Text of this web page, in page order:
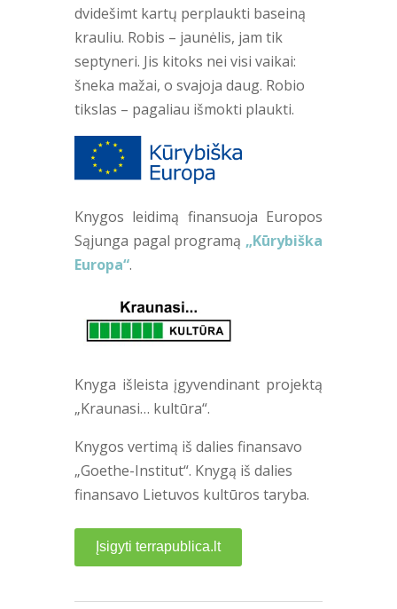
dvidešimt kartų perplaukti baseiną
krauliu. Robis – jaunėlis, jam tik
septyneri. Jis kitoks nei visi vaikai:
šneka mažai, o svajoja daug. Robio
tikslas – pagaliau išmokti plaukti.
Knygos leidimą finansuoja Europos
Sąjunga pagal programą „Kūrybiška
Europa“.
Knyga išleista įgyvendinant projektą
„Kraunasi… kultūra“.
Knygos vertimą iš dalies finansavo
„Goethe-Institut“. Knygą iš dalies
finansavo Lietuvos kultūros taryba.
Įsigyti terrapublica.lt